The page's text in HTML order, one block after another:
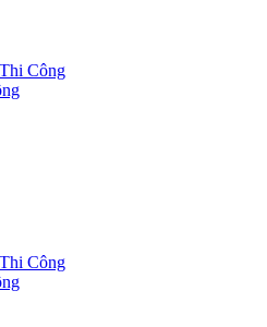
Công
Công